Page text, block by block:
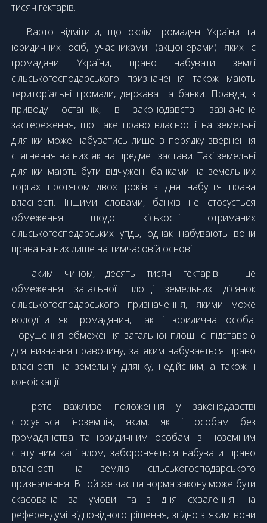
тисяч гектарів.
Варто відмітити, що окрім громадян України та
юридичних осіб, учасниками (акціонерами) яких є
громадяни України, право набувати землі
сільськогосподарського призначення також мають
територіальні громади, держава та банки. Правда, з
приводу останніх, в законодавстві зазначене
застереження, що таке право власності на земельні
ділянки може набуватись лише в порядку звернення
стягнення на них як на предмет застави. Такі земельні
ділянки мають бути відчужені банками на земельних
торгах протягом двох років з дня набуття права
власності. Іншими словами, банків не стосується
обмеження щодо кількості отриманих
сільськогосподарських угідь, однак набувають вони
права на них лише на тимчасовій основі.
Таким чином, десять тисяч гектарів – це
обмеження загальної площі земельних ділянок
сільськогосподарського призначення, якими може
володіти як громадянин, так і юридична особа.
Порушення обмеження загальної площі є підставою
для визнання правочину, за яким набувається право
власності на земельну ділянку, недійсним, а також її
конфіскації.
Третє важливе положення у законодавстві
стосується іноземців, яким, як і особам без
громадянства та юридичним особам із іноземним
статутним капіталом, забороняється набувати право
власності на землю сільськогосподарського
призначення. В той же час ця норма закону може бути
скасована за умови та з дня схвалення на
референдумі відповідного рішення, згідно з яким вони